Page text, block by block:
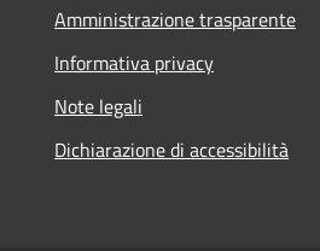
Amministrazione trasparente
Informativa privacy
Note legali
Dichiarazione di accessibilità